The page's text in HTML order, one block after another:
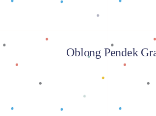
Oblong Pendek